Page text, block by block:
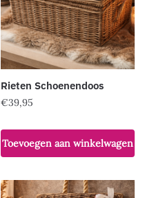
Rieten Schoenendoos
€39,95
Toevoegen aan winkelwagen